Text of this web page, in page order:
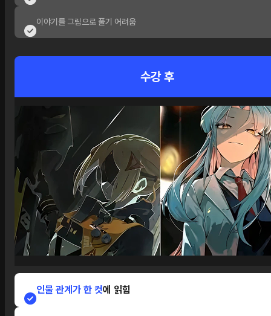
이야기를 그림으로 풀기 어려움
수강 후
인물 관계가 한 컷에 읽힘